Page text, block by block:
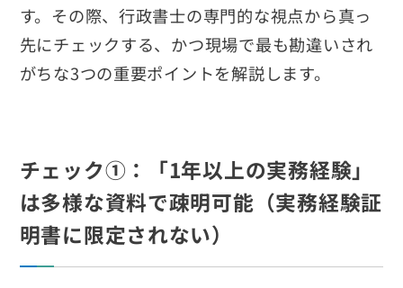
す。その際、行政書士の専門的な視点から真っ
先にチェックする、かつ現場で最も勘違いされ
がちな3つの重要ポイントを解説します。
チェック①：「1年以上の実務経験」
は多様な資料で疎明可能（実務経験証
明書に限定されない）